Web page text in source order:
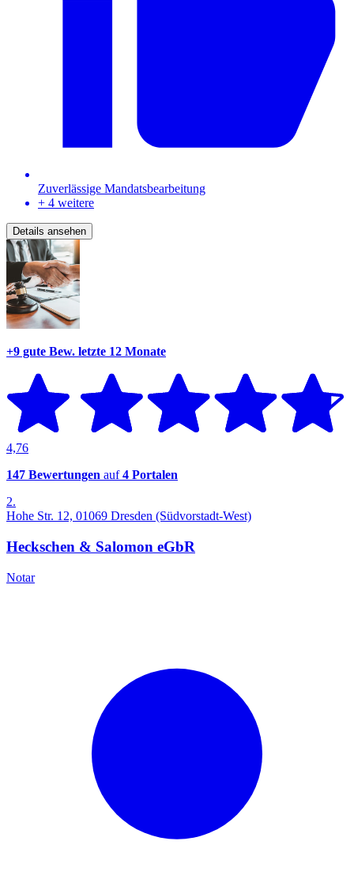
Zuverlässige Mandatsbearbeitung
+ 4 weitere
Details ansehen
+9 gute Bew. letzte 12 Monate
4,76
147 Bewertungen auf4 Portalen
2.
Hohe Str. 12, 01069 Dresden (Südvorstadt-West)
Heckschen & Salomon eGbR
Notar